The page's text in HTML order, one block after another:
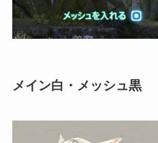
メイン白・メッシュ黒